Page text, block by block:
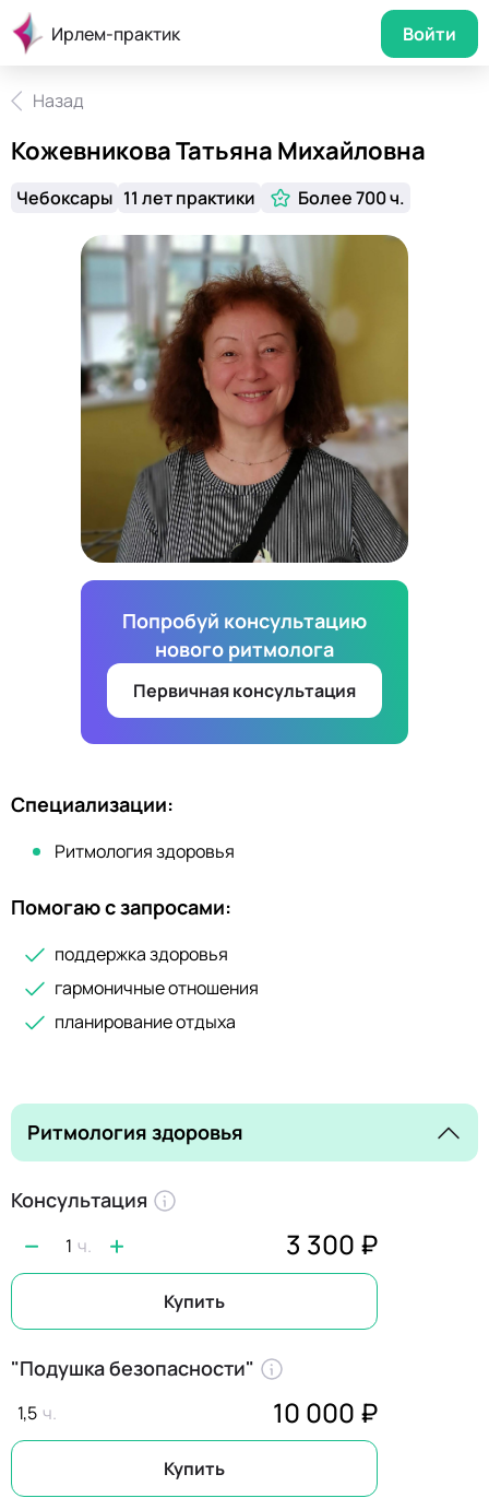
Ирлем-практик Войти
Назад
Попробуй консультацию
нового ритмолога
Первичная консультация
Кожевникова Татьяна Михайловна
Чебоксары 11 лет практики Более 700 ч.
Специализации:
Ритмология здоровья
Помогаю с запросами:
поддержка здоровья
гармоничные отношения
планирование отдыха
Ритмология здоровья
Консультация
1 3 300 ₽
Купить
"Подушка безопасности"
1,5 10 000 ₽
Купить